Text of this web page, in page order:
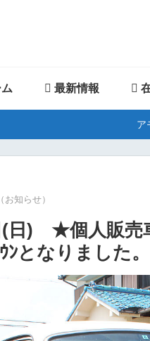
最新情報
ア
知らせ）
日) ★個人販売
ﾝとなりました。